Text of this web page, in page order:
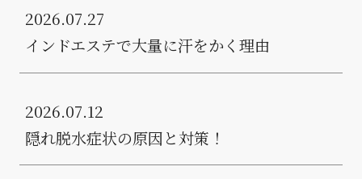
2026.07.27
インドエステで大量に汗をかく理由
2026.07.12
隠れ脱水症状の原因と対策！